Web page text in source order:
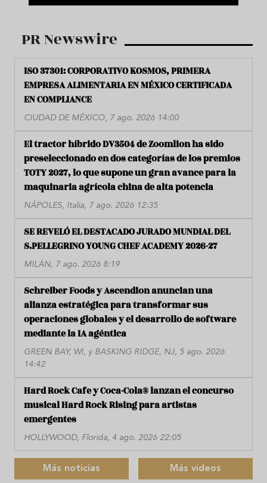
PR Newswire
ISO 37301: CORPORATIVO KOSMOS, PRIMERA
EMPRESA ALIMENTARIA EN MÉXICO CERTIFICADA
EN COMPLIANCE
CIUDAD DE MÉXICO, 7 ago. 2026 14:00
El tractor híbrido DV3504 de Zoomlion ha sido
preseleccionado en dos categorías de los premios
TOTY 2027, lo que supone un gran avance para la
maquinaria agrícola china de alta potencia
NÁPOLES, Italia, 7 ago. 2026 12:35
SE REVELÓ EL DESTACADO JURADO MUNDIAL DEL
S.PELLEGRINO YOUNG CHEF ACADEMY 2026-27
MILÁN, 7 ago. 2026 8:19
Schreiber Foods y Ascendion anuncian una
alianza estratégica para transformar sus
operaciones globales y el desarrollo de software
mediante la IA agéntica
GREEN BAY, WI, y BASKING RIDGE, NJ, 5 ago. 2026
14:42
Hard Rock Cafe y Coca-Cola® lanzan el concurso
musical Hard Rock Rising para artistas
emergentes
HOLLYWOOD, Florida, 4 ago. 2026 22:05
Más noticias Más videos